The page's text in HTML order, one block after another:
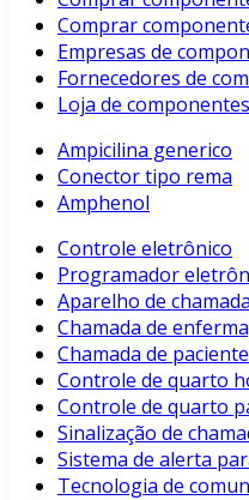
Comprar
Empresas de
Fornecedores de
Loja de
Ampicilina generico
Conector tipo rema
Amphenol
Controle eletrônico
Programador
Aparelho de
Chamada de
Chamada de
Controle de quarto
Controle de quarto
Sinalização de
Sistema de alerta
Tecnologia de